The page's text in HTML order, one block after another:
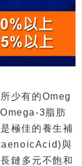
少有的Omeg
3脂肪
極佳的養生補
與
鏈多元不飽和